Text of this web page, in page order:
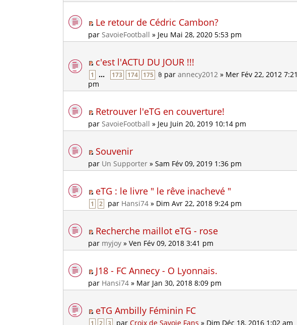
Le retour de Cédric Cambon?
parSavoieFootball » Jeu Mai 28, 2020 5:53 pm
c'est l'ACTU DU JOUR !!!
1 ... 173 174 175 parannecy2012 » Mer Fév 22, 2012 7:21
pm
Retrouver l'eTG en couverture!
parSavoieFootball » Jeu Juin 20, 2019 10:14 pm
Souvenir
par Un Supporter » Sam Fév 09, 2019 1:36 pm
eTG : le livre " le rêve inachevé "
1 2 par Hansi74 » Dim Avr 22, 2018 9:24 pm
Recherche maillot eTG - rose
par myjoy » Ven Fév 09, 2018 3:41 pm
J18 - FC Annecy - O Lyonnais.
par Hansi74 » Mar Jan 30, 2018 8:09 pm
eTG Ambilly Féminin FC
1 2 3 parCroix de Savoie Fans » Dim Déc 18, 2016 1:02 am